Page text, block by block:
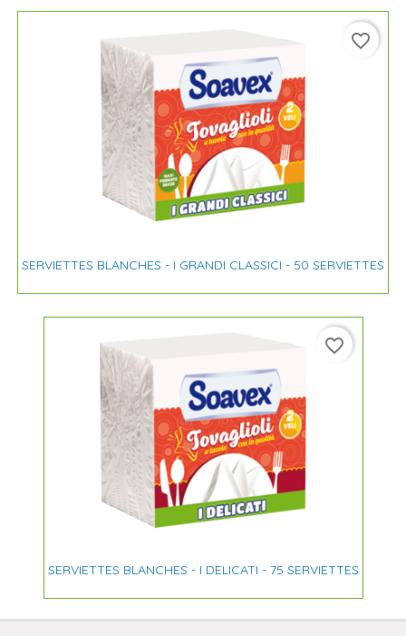
SERVIETTES BLANCHES - I GRANDI CLASSICI - 50 SERVIETTES
favorite_border
SERVIETTES BLANCHES - I DELICATI - 75 SERVIETTES
favorite_border